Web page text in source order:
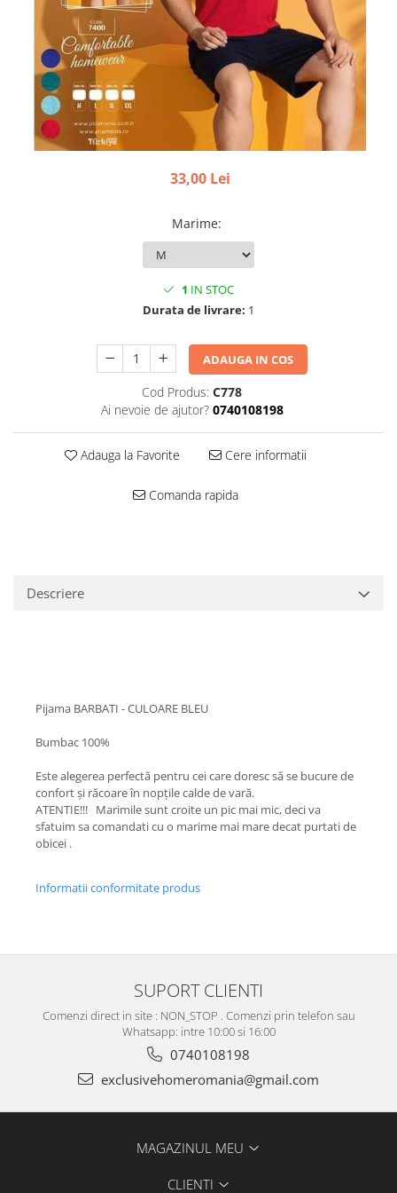
33,00 Lei
Marime:
1 IN STOC
Durata de livrare: 1
ADAUGA IN COS
Cod Produs: C778
Ai nevoie de ajutor? 0740108198
Adauga la Favorite Cere informatii
Comanda rapida
Descriere
Pijama BARBATI - CULOARE BLEU
Bumbac 100%
Este alegerea perfectă pentru cei care doresc să se bucure de
confort și răcoare în nopțile calde de vară.
ATENTIE!!! Marimile sunt croite un pic mai mic, deci va
sfatuim sa comandati cu o marime mai mare decat purtati de
obicei .
Informatii conformitate produs
SUPORT CLIENTI
Comenzi direct in site : NON_STOP . Comenzi prin telefon sau
Whatsapp: intre 10:00 si 16:00
0740108198
exclusivehomeromania@gmail.com
MAGAZINUL MEU
CLIENTI